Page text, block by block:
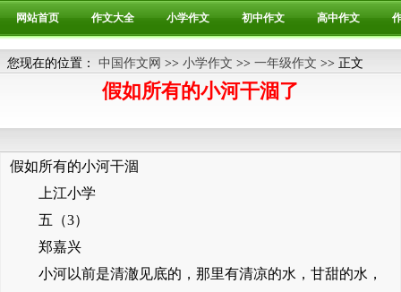
网站首页 作文大全 小学作文 初中作文 高中作文
您现在的位置： 中国作文网 >> 小学作文 >> 一年级作文 >> 正文
假如所有的小河干涸了
假如所有的小河干涸
上江小学
五（3）
郑嘉兴
小河以前是清澈见底的，那里有清凉的水，甘甜的水，